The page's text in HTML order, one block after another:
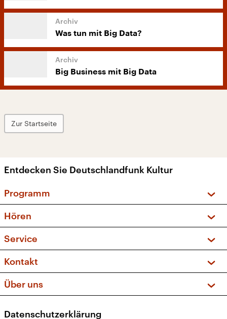
Was tun mit Big Data?
Big Business mit Big Data
Zur Startseite
Entdecken Sie Deutschlandfunk Kultur
Programm
Sendungen und Podcasts
Musikliste
Kakadu – Das Kinderprogramm
Hören
Frequenzen (UKW + DAB+)
Service
FAQ
Apps
Newsletter
Kontakt
Social Media
Über uns
Datenschutzerklärung